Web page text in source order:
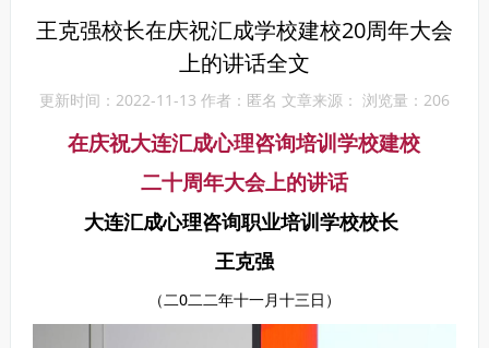
王克强校长在庆祝汇成学校建校20周年大会
上的讲话全文
更新时间：2022-11-13 作者：匿名 文章来源： 浏览量： 206
在庆祝大连汇成心理咨询培训学校建校
二十周年大会上的讲话
大连汇成心理咨询职业培训学校校长
王克强
（二0二二年十一月十三日）